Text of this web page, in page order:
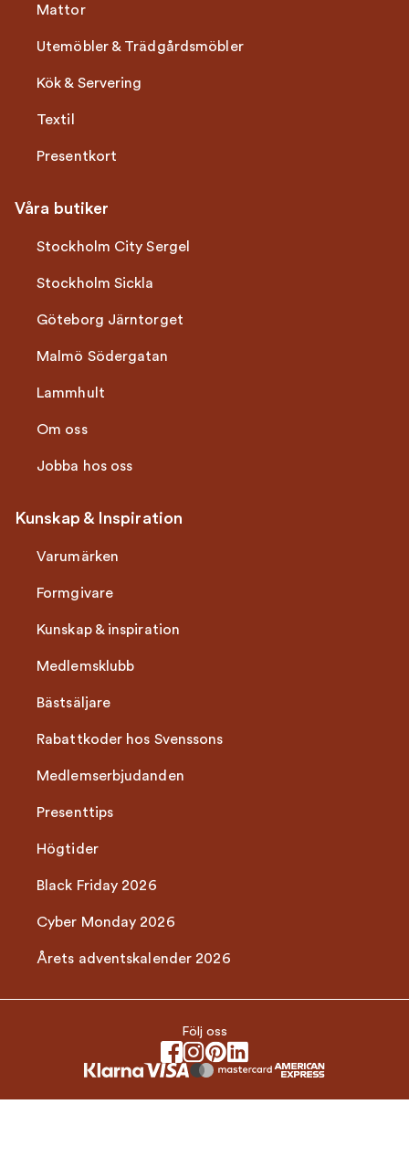
Mattor
Utemöbler & Trädgårdsmöbler
Kök & Servering
Textil
Presentkort
Våra butiker
Stockholm City Sergel
Stockholm Sickla
Göteborg Järntorget
Malmö Södergatan
Lammhult
Om oss
Jobba hos oss
Kunskap & Inspiration
Varumärken
Formgivare
Kunskap & inspiration
Medlemsklubb
Bästsäljare
Rabattkoder hos Svenssons
Medlemserbjudanden
Presenttips
Högtider
Black Friday 2026
Cyber Monday 2026
Årets adventskalender 2026
Följ oss